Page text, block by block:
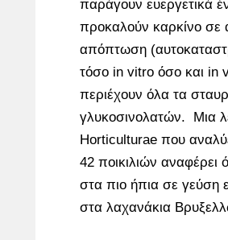
παράγουν ευεργετικά
προκαλούν καρκίνο σε
απόπτωση
τόσο in vitro όσο και in
περιέχουν όλα τα
γλυκοσινολατών. Μια
Horticulturae που
42 ποικιλιών αναφέρει
στα πιο ήπια σε γεύση
στα λαχανάκια